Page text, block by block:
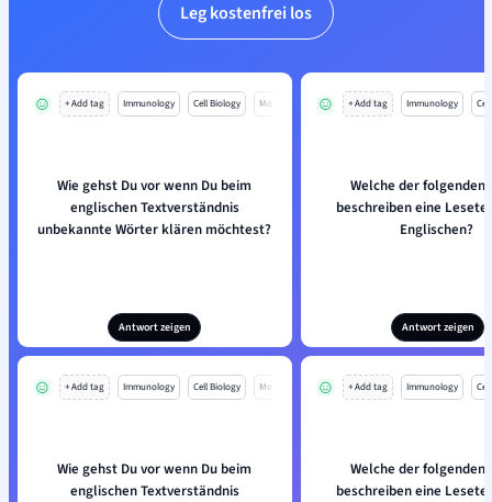
Leg kostenfrei los
+ Add tag Immunology Cell Biology Mo
Wie gehst Du vor wenn Du beim
englischen Textverständnis
unbekannte Wörter klären möchtest?
Antwort zeigen
+ Add tag Immunology
Welche der folgenden
beschreiben eine
Englischen?
Antwort zeigen
+ Add tag Immunology Cell Biology Mo
Wie gehst Du vor wenn Du beim
englischen Textverständnis
+ Add tag Immunology
Welche der folgenden
beschreiben eine